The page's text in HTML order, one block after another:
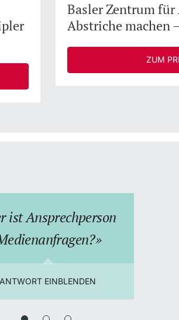
Basler Zentrum
Abstriche machen
ZUM
ist Ansprechperson
ANTWORT EINBLENDEN